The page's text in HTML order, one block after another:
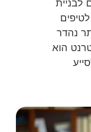
לבניית
נהדר
הוא